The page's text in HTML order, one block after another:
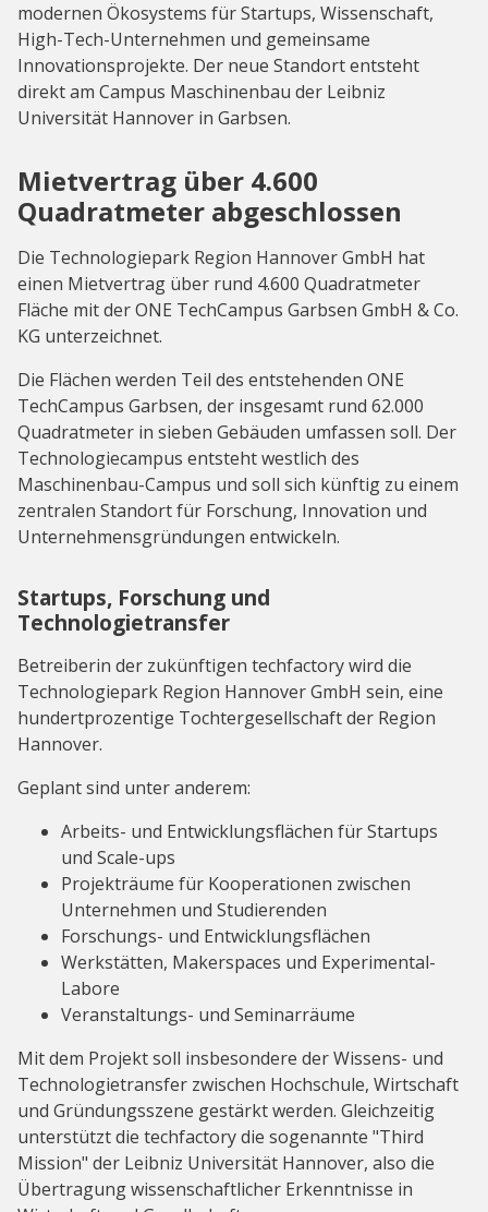
modernen Ökosystems für Startups, Wissenschaft,
High-Tech-Unternehmen und gemeinsame
Innovationsprojekte. Der neue Standort entsteht
direkt am Campus Maschinenbau der Leibniz
Universität Hannover in Garbsen.
Mietvertrag über 4.600
Quadratmeter abgeschlossen
Die Technologiepark Region Hannover GmbH hat
einen Mietvertrag über rund 4.600 Quadratmeter
Fläche mit der ONE TechCampus Garbsen GmbH & Co.
KG unterzeichnet.
Die Flächen werden Teil des entstehenden ONE
TechCampus Garbsen, der insgesamt rund 62.000
Quadratmeter in sieben Gebäuden umfassen soll. Der
Technologiecampus entsteht westlich des
Maschinenbau-Campus und soll sich künftig zu einem
zentralen Standort für Forschung, Innovation und
Unternehmensgründungen entwickeln.
Startups, Forschung und
Technologietransfer
Betreiberin der zukünftigen techfactory wird die
Technologiepark Region Hannover GmbH sein, eine
hundertprozentige Tochtergesellschaft der Region
Hannover.
Geplant sind unter anderem:
Arbeits- und Entwicklungsflächen für Startups
und Scale-ups
Projekträume für Kooperationen zwischen
Unternehmen und Studierenden
Forschungs- und Entwicklungsflächen
Werkstätten, Makerspaces und Experimental-
Labore
Veranstaltungs- und Seminarräume
Mit dem Projekt soll insbesondere der Wissens- und
Technologietransfer zwischen Hochschule, Wirtschaft
und Gründungsszene gestärkt werden. Gleichzeitig
unterstützt die techfactory die sogenannte "Third
Mission" der Leibniz Universität Hannover, also die
Übertragung wissenschaftlicher Erkenntnisse in